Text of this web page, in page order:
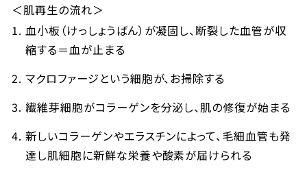
＜肌再生の流れ＞
血小板（けっしょうばん）が凝固し、断裂した血管が収
縮する＝血が止まる
マクロファージという細胞が、お掃除する
繊維芽細胞がコラーゲンを分泌し、肌の修復が始まる
新しいコラーゲンやエラスチンによって、毛細血管も発
達し肌細胞に新鮮な栄養や酸素が届けられる